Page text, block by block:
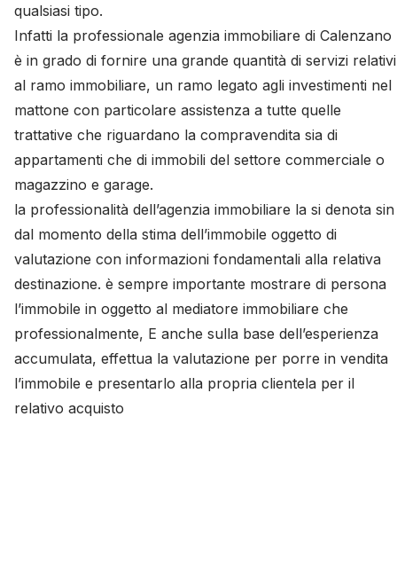
qualsiasi tipo.
Infatti la professionale agenzia immobiliare di Calenzano
è in grado di fornire una grande quantità di servizi relativi
al ramo immobiliare, un ramo legato agli investimenti nel
mattone con particolare assistenza a tutte quelle
trattative che riguardano la compravendita sia di
appartamenti che di immobili del settore commerciale o
magazzino e garage.
la professionalità dell’agenzia immobiliare la si denota sin
dal momento della stima dell’immobile oggetto di
valutazione con informazioni fondamentali alla relativa
destinazione. è sempre importante mostrare di persona
l’immobile in oggetto al mediatore immobiliare che
professionalmente, E anche sulla base dell’esperienza
accumulata, effettua la valutazione per porre in vendita
l’immobile e presentarlo alla propria clientela per il
relativo acquisto